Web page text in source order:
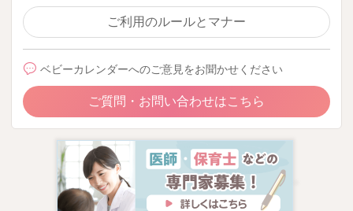
のブラシやスポンジがあると洗いやすいですね。
なければいけない、というものではありません。
スポンジを共有する目安も、はっきり何ヶ月からと決まってい
るわけではありませんが、7〜8ヶ月頃から様子を見て少しずつ
共有する方もいますし、1歳頃までは分けておくと気持ちが楽、
という方もいます。
大切なのは、スポンジを使った後にしっかり洗い、水気を切っ
て乾きやすい場所に置くことです。
ご利用のルールとマナー
ベビーカレンダーへのご意見をお聞かせください
ご質問・お問い合わせはこちら